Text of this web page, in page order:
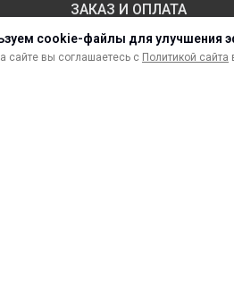
cookie-файлы для улучшения
сайте вы соглашаетесь с Политикой сайта
ЗАКАЗ И ОПЛАТА